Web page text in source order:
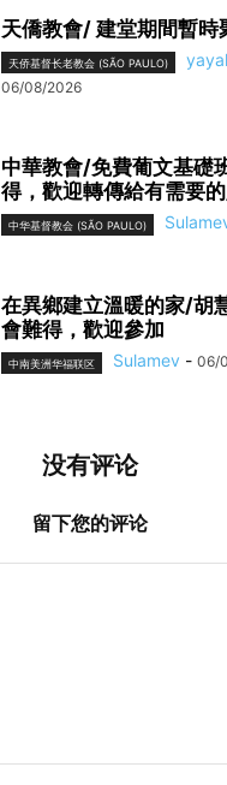
天僑教會/ 建堂期間暫時
天侨基督长老教会 (SÃO PAULO)
06/08/2026
中華教會/免費葡文基礎
得，歡迎轉傳給有需要
中华基督教会 (SÃO PAULO)
在異鄉建立溫暖的家/胡
會難得，歡迎參加
中南美洲华福联区 Sulamev - 06/
没有评论
留下您的评论